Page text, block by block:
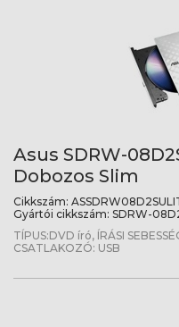
Asus SDRW-
Dobozos Slim
Cikkszám:
Gyártói cikkszám: SDRW-
TÍPUS:DVD író, ÍRÁSI
CSATLAKOZÓ: USB